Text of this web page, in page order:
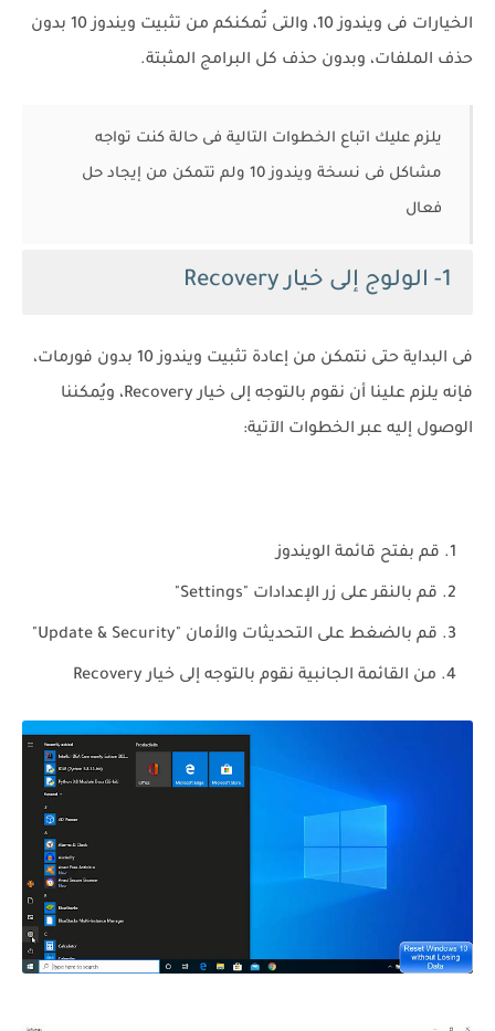
الخيارات فى ويندوز 10، والتى تُمكنكم من تثبيت ويندوز 10 بدون
حذف الملفات، وبدون حذف كل البرامج المثبتة.
يلزم عليك اتباع الخطوات التالية فى حالة كنت تواجه
مشاكل فى نسخة ويندوز 10 ولم تتمكن من إيجاد حل
فعال
1- الولوج إلى خيار Recovery
فى البداية حتى نتمكن من إعادة تثبيت ويندوز 10 بدون فورمات،
فإنه يلزم علينا أن نقوم بالتوجه إلى خيار Recovery، ويُمكننا
الوصول إليه عبر الخطوات الآتية:
قم بفتح قائمة الويندوز
قم بالنقر على زر الإعدادات "Settings"
قم بالضغط على التحديثات والأمان "Update & Security"
من القائمة الجانبية نقوم بالتوجه إلى خيار Recovery